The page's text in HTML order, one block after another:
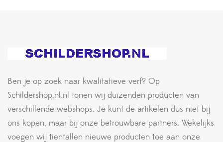
Ben je op zoek naar kwalitatieve verf? Op
Schildershop.nl.nl tonen wij duizenden producten van
verschillende webshops. Je kunt de artikelen dus niet bij
ons kopen, maar bij onze betrouwbare partners. Wekelijks
voegen wij tientallen nieuwe producten toe aan onze